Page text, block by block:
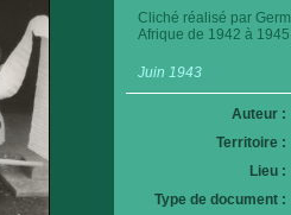
Cliché réalisé par
Afrique de 1942 à
Juin 1943
Auteur :
Territoire :
Lieu :
Type de document :